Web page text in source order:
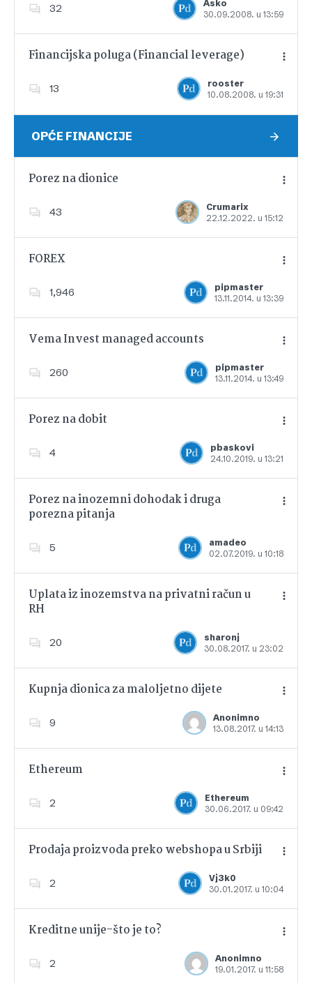
32
Asko
30.09.2008. u 13:59
Dodajte u favorite
Financijska poluga (Financial leverage)
13
rooster
10.08.2008. u 19:31
Dodajte u favorite
OPĆE FINANCIJE
Porez na dionice
43
Crumarix
22.12.2022. u 15:12
Dodajte u favorite
FOREX
1,946
pipmaster
13.11.2014. u 13:39
Dodajte u favorite
Vema Invest managed accounts
260
pipmaster
13.11.2014. u 13:49
Dodajte u favorite
Porez na dobit
4
pbaskovi
24.10.2019. u 13:21
Dodajte u favorite
Porez na inozemni dohodak i druga
porezna pitanja
5
amadeo
02.07.2019. u 10:18
Dodajte u favorite
Uplata iz inozemstva na privatni račun u
RH
20
sharonj
30.08.2017. u 23:02
Dodajte u favorite
Kupnja dionica za maloljetno dijete
9
Anonimno
13.08.2017. u 14:13
Dodajte u favorite
Ethereum
2
Ethereum
30.06.2017. u 09:42
Dodajte u favorite
Prodaja proizvoda preko webshopa u Srbiji
2
Vj3k0
30.01.2017. u 10:04
Dodajte u favorite
Kreditne unije-što je to?
2
Anonimno
19.01.2017. u 11:58
Dodajte u favorite